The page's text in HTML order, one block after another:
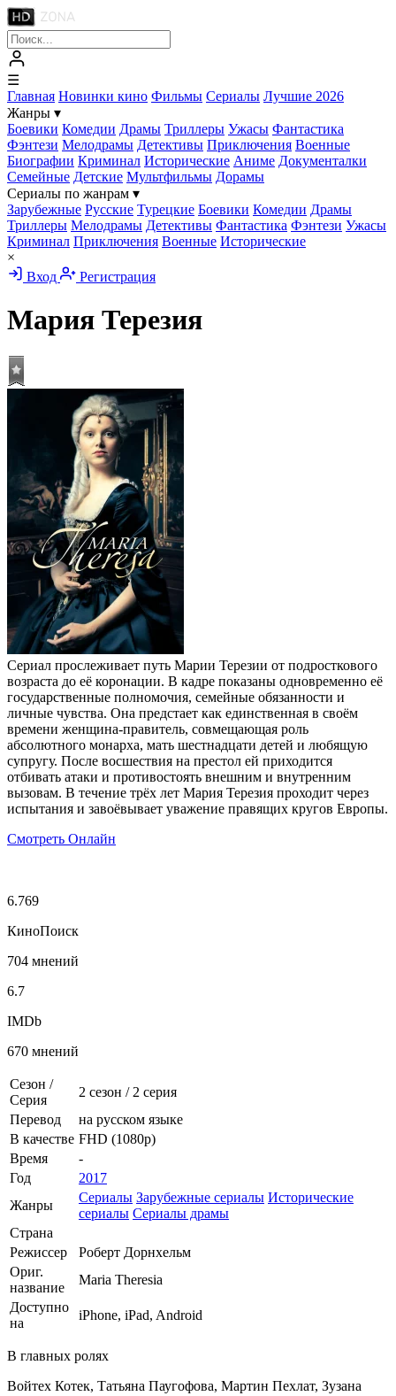
☰
Главная Новинки кино Фильмы Сериалы Лучшие 2026
Жанры ▾
Боевики Комедии Драмы Триллеры Ужасы Фантастика
Фэнтези Мелодрамы Детективы Приключения Военные
Биографии Криминал Исторические Аниме Документалки
Семейные Детские Мультфильмы Дорамы
Сериалы по жанрам ▾
Зарубежные Русские Турецкие Боевики Комедии Драмы
Триллеры Мелодрамы Детективы Фантастика Фэнтези Ужасы
Криминал Приключения Военные Исторические
×
Вход
Регистрация
Мария Терезия
Сериал прослеживает путь Марии Терезии от подросткового
возраста до её коронации. В кадре показаны одновременно её
государственные полномочия, семейные обязанности и
личные чувства. Она предстает как единственная в своём
времени женщина‑правитель, совмещающая роль
абсолютного монарха, мать шестнадцати детей и любящую
супругу. После восшествия на престол ей приходится
отбивать атаки и противостоять внешним и внутренним
вызовам. В течение трёх лет Мария Терезия проходит через
испытания и завоёвывает уважение правящих кругов Европы.
Смотреть Онлайн
6.769
КиноПоиск
704 мнений
6.7
IMDb
670 мнений
Сезон /
Серия
2 сезон / 2 серия
Перевод
на русском языке
В качестве FHD (1080p)
Время
-
Год
2017
Жанры
Сериалы Зарубежные сериалы Исторические
сериалы Сериалы драмы
Страна
Режиссер
Роберт Дорнхельм
Ориг.
название
Maria Theresia
Доступно
на
iPhone, iPad, Android
В главных ролях
Войтех Котек, Татьяна Паугофова, Мартин Пехлат, Зузана